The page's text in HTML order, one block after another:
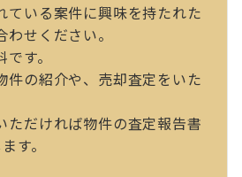
ている案件に興味を持たれた
せください。
す。
の紹介や、売却査定をいた
だければ物件の査定報告書
す。